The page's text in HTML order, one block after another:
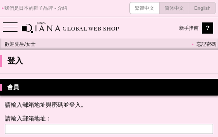
我們是日本的鞋子品牌 - 介紹 繁體中文 简体中文 English
新手指南
歡迎先生/女士 忘記密碼
登入
會員
請輸入郵箱地址與密碼並登入。
請輸入郵箱地址：